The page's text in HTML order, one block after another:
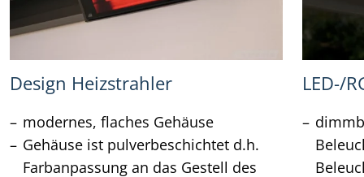
Design Heizstrahler
modernes, flaches Gehäuse
Gehäuse ist pulverbeschichtet d.h.
Farbanpassung an das Gestell des
LED-/